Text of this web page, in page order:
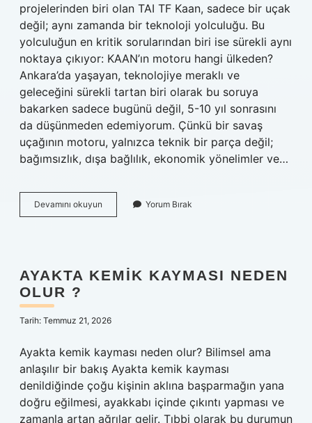
projelerinden biri olan TAI TF Kaan, sadece bir uçak
değil; aynı zamanda bir teknoloji yolculuğu. Bu
yolculuğun en kritik sorularından biri ise sürekli aynı
noktaya çıkıyor: KAAN’ın motoru hangi ülkeden?
Ankara’da yaşayan, teknolojiye meraklı ve
geleceğini sürekli tartan biri olarak bu soruya
bakarken sadece bugünü değil, 5-10 yıl sonrasını
da düşünmeden edemiyorum. Çünkü bir savaş
uçağının motoru, yalnızca teknik bir parça değil;
bağımsızlık, dışa bağlılık, ekonomik yönelimler ve…
Devamını okuyun
motoru
Yorum Bırak
AYAKTA KEMIK KAYMASI NEDEN
OLUR ?
Tarih: Temmuz 21, 2026
Ayakta kemik kayması neden olur? Bilimsel ama
anlaşılır bir bakış Ayakta kemik kayması
denildiğinde çoğu kişinin aklına başparmağın yana
doğru eğilmesi, ayakkabı içinde çıkıntı yapması ve
zamanla artan ağrılar gelir. Tıbbi olarak bu durumun